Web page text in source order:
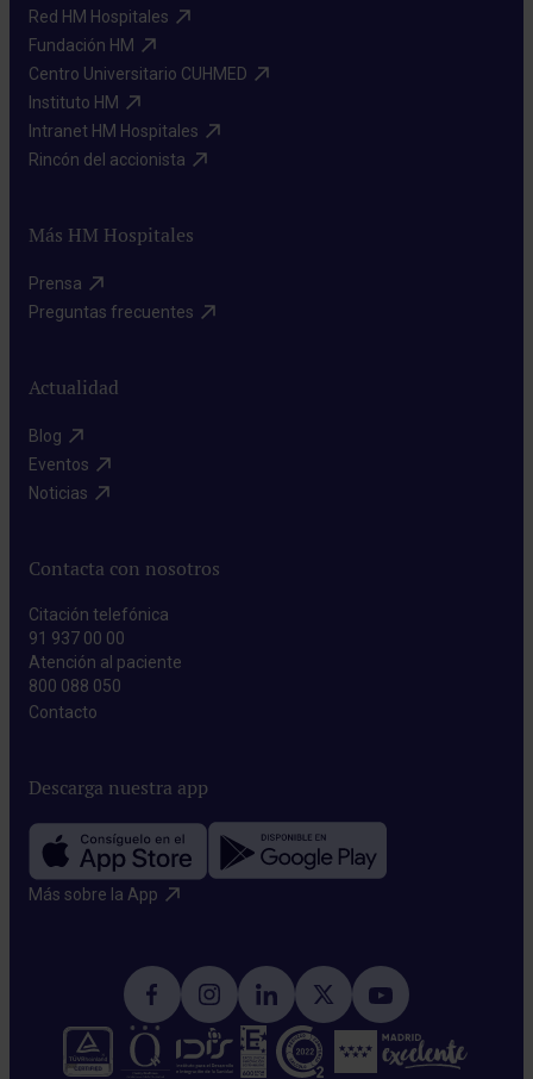
Red HM Hospitales​
Fundación HM​
Centro Universitario CUHMED​
Instituto HM​
Intranet HM Hospitales​
Rincón del accionista​
Más HM Hospitales
Prensa​
Preguntas frecuentes​
Actualidad
Blog​
Eventos​
Noticias​
Contacta con nosotros
Citación telefónica
91 937 00 00
Atención al paciente
800 088 050
Contacto​
Descarga nuestra app
Más sobre la App​